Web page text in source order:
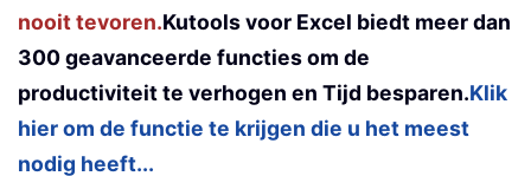
nooit tevoren.Kutools voor Excel biedt meer dan
300 geavanceerde functies om de
productiviteit te verhogen en Tijd besparen.Klik
hier om de functie te krijgen die u het meest
nodig heeft...